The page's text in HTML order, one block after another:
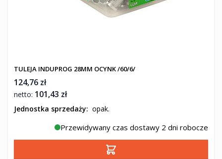
TULEJA INDUPROG 28MM OCYNK /60/6/
124,76 zł
101,43 zł
Jednostka sprzedaży: opak.
Przewidywany czas dostawy 2 dni robocze
Dodaj do koszyka